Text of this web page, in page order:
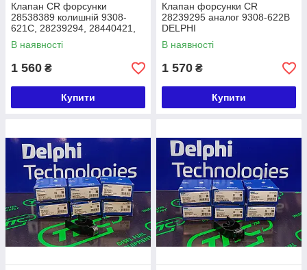
Клапан CR форсунки
28538389 колишній 9308-
621C, 28239294, 28440421,
фор.EJBR02601Z,
EJBR02201Z, R04601D
В наявності
1 560 ₴
Купити
Клапан форсунки CR
28239295 аналог 9308-622B
DELPHI
В наявності
1 570 ₴
Купити